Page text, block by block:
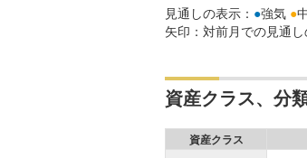
見通しの表示： ●強気 ●
矢印：対前月での見通
資産クラス、分
資産クラス